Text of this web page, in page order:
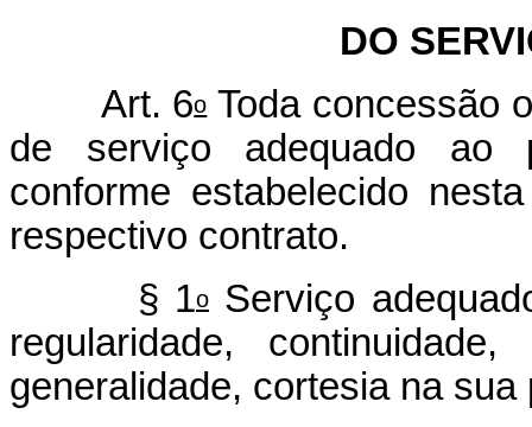
DO
Art. 6oToda concessão
de serviço adequado ao
conforme estabelecido
respectivo contrato.
§ 1o
Serviço
regularidade,
generalidade, cortesia na